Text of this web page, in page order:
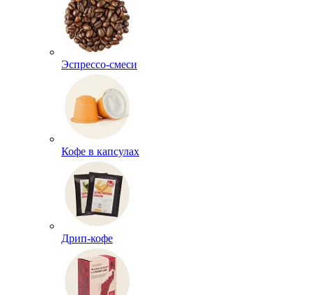
Эспрессо-смеси
Кофе в капсулах
Дрип-кофе